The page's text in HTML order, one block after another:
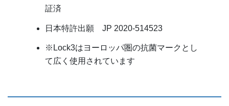
証済
日本特許出願 JP 2020-514523
※Lock3はヨーロッパ圏の抗菌マークとし
て広く使用されています